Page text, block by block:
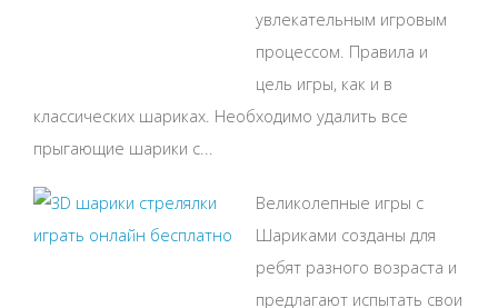
увлекательным игровым
процессом. Правила и
цель игры, как и в
классических шариках. Необходимо удалить все
прыгающие шарики с...
Великолепные игры с
Шариками созданы для
ребят разного возраста и
предлагают испытать свои